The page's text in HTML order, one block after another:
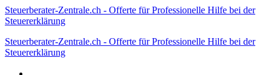
Steuerberater-Zentrale.ch - Offerte für Professionelle Hilfe bei der
Steuererklärung
Steuerberater-Zentrale.ch - Offerte für Professionelle Hilfe bei der
Steuererklärung